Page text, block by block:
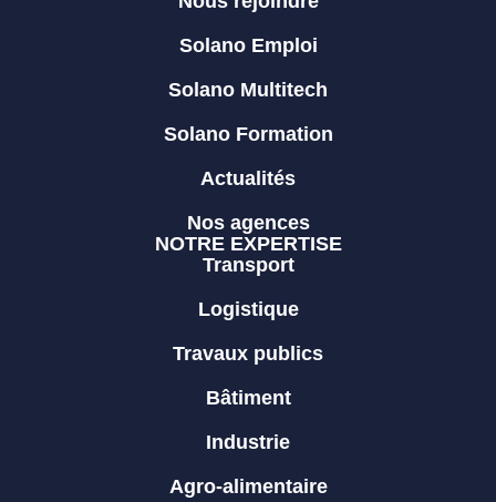
Solano Emploi
Solano Multitech
Solano Formation
Actualités
Nos agences
NOTRE EXPERTISE
Transport
Logistique
Travaux publics
Bâtiment
Industrie
Agro-alimentaire